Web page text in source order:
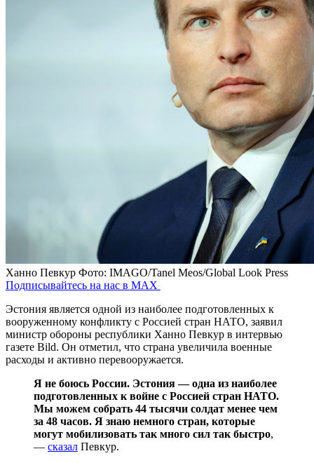
Ханно Певкур Фото: IMAGO/Tanel Meos/Global Look Press
Подписывайтесь на нас в MAX
Эстония является одной из наиболее подготовленных к
вооруженному конфликту с Россией стран НАТО, заявил
министр обороны республики Ханно Певкур в интервью
газете Bild. Он отметил, что страна увеличила военные
расходы и активно перевооружается.
Я не боюсь России. Эстония — одна из наиболее
подготовленных к войне с Россией стран НАТО.
Мы можем собрать 44 тысячи солдат менее чем
за 48 часов. Я знаю немного стран, которые
могут мобилизовать так много сил так быстро,
— сказал Певкур.